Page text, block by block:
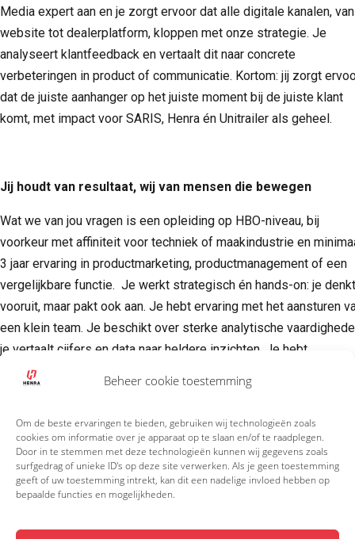
Beheer cookie toestemming
Om de beste ervaringen te bieden, gebruiken wij technologieën zoals
cookies om informatie over je apparaat op te slaan en/of te raadplegen.
Door in te stemmen met deze technologieën kunnen wij gegevens zoals
surfgedrag of unieke ID's op deze site verwerken. Als je geen toestemming
geeft of uw toestemming intrekt, kan dit een nadelige invloed hebben op
bepaalde functies en mogelijkheden.
Media expert aan en je zorgt ervoor dat alle digitale kanalen, van
website tot dealerplatform, kloppen met onze strategie. Je
analyseert klantfeedback en vertaalt dit naar concrete
verbeteringen in product of communicatie. Kortom: jij zorgt
dat de juiste aanhanger op het juiste moment bij de juiste klant
komt, met impact voor SARIS, Henra én Unitrailer als geheel.
Jij houdt van resultaat, wij van mensen die bewegen
Wat we van jou vragen is een opleiding op HBO-niveau, bij
voorkeur met affiniteit voor techniek of maakindustrie en
3 jaar ervaring in productmarketing, productmanagement of een
vergelijkbare functie. Je werkt strategisch én hands-on: je denkt
vooruit, maar pakt ook aan. Je hebt ervaring met het aansturen
een klein team. Je beschikt over sterke analytische
je vertaalt cijfers en data naar heldere inzichten. Je hebt
uitstekende communicatieve vaardigheden waarmee je
stakeholders op verschillende niveaus overtuigt en verbindt.
voorkeur spreek je ook een aardig woordje Duits en/of Frans.
Bovenal heb je gevoel voor markt, merk en mens.